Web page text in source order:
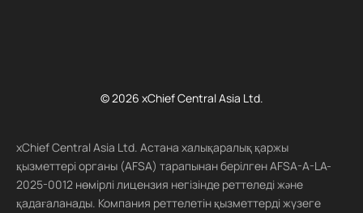
© 2026 xChief Central Asia Ltd.
xChief Central Asia Ltd. Астана халықаралық қаржы
қызметтері органы (AFSA) тарапынан берілген AFSA-A-LA-
2025-0012 нөмірлі лицензия негізінде реттеледі және
қадағаланады. Компания реттелетін қызметтерді жүзеге